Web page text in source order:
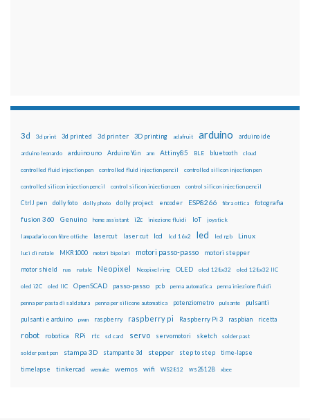
3d 3d print 3d printed 3d printer 3D printing adafruit arduino arduino ide
arduino leonardo arduino uno Arduino Yún arm Attiny85 BLE bluetooth cloud
controlled fluid injection pen controlled fluid injection pencil controlled silicon injection pen
controlled silicon injection pencil control silicon injection pen control silicon injection pencil
CtrlJ pen dolly foto dolly photo dolly project encoder ESP8266 fibra ottica fotografia
fusion 360 Genuino home assistant i2c iniezione fluidi IoT joystick
lampadario con fibre ottiche lasercut laser cut lcd lcd 16x2 led led rgb Linux
luci di natale MKR1000 motori bipolari motori passo-passo motori stepper
motor shield nas natale Neopixel Neopixel ring OLED oled 128x32 oled 128x32 IIC
oled i2C oled IIC OpenSCAD passo-passo pcb penna automatica penna iniezione fluidi
penna per pasta di saldatura penna per silicone automatica potenziometro pulsante pulsanti
pulsanti e arduino pwm raspberry raspberry pi Raspberry Pi 3 raspbian ricetta
robot robotica RPi rtc sd card servo servomotori sketch solder past
solder past pen stampa 3D stampante 3d stepper step to step time-lapse
timelapse tinkercad wemake wemos wifi WS2812 ws2812B xbee